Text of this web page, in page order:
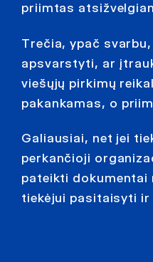
priimtas
Trečia, ypač
apsvarstyti, ar
viešųjų pirkimų
pakankamas, o
Galiausiai, net jei
perkančioji
pateikti dokumentai
tiekėjui pasitaisyti